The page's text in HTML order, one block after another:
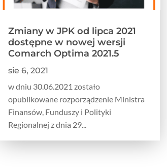
Zmiany w JPK od lipca 2021
dostępne w nowej wersji
Comarch Optima 2021.5
sie 6, 2021
w dniu 30.06.2021 zostało
opublikowane rozporządzenie Ministra
Finansów, Funduszy i Polityki
Regionalnej z dnia 29...